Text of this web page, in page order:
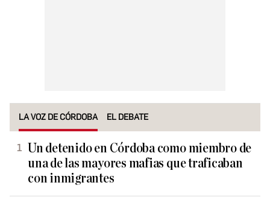
LA VOZ DE CÓRDOBA EL DEBATE
Un detenido en Córdoba como miembro de
una de las mayores mafias que traficaban
con inmigrantes